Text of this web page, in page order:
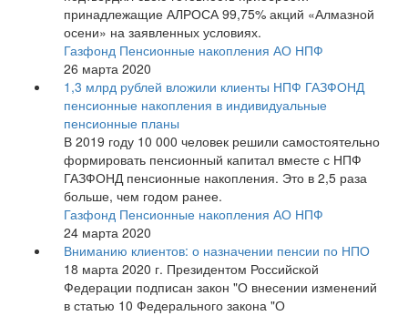
принадлежащие АЛРОСА 99,75% акций «Алмазной
осени» на заявленных условиях.
Газфонд Пенсионные накопления АО НПФ
26 марта 2020
1,3 млрд рублей вложили клиенты НПФ ГАЗФОНД
пенсионные накопления в индивидуальные
пенсионные планы
В 2019 году 10 000 человек решили самостоятельно
формировать пенсионный капитал вместе с НПФ
ГАЗФОНД пенсионные накопления. Это в 2,5 раза
больше, чем годом ранее.
Газфонд Пенсионные накопления АО НПФ
24 марта 2020
Вниманию клиентов: о назначении пенсии по НПО
18 марта 2020 г. Президентом Российской
Федерации подписан закон "О внесении изменений
в статью 10 Федерального закона "О